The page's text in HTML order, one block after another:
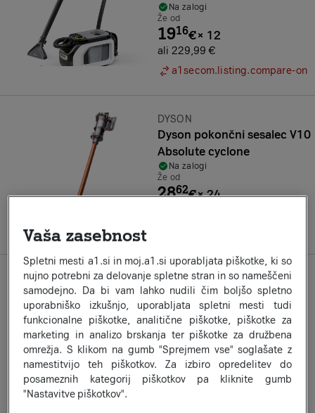
Na zalogi
Že od
1916€× 12
ali 229,99 €
a1secom.listing.compare-on
Znamka:
DYSON
Dyson pokončni sesalec V10
Absolute cyclone
Na zalogi
Že od
2862€×24
Znamka:
BOSCH
Ročni sesalnik Bosch
BBS712A
Na zalogi
Že od
3549€×12
ali 425,99 €
a1secom.listing.compare-on
Vaša zasebnost
Spletni mesti a1.si in moj.a1.si uporabljata piškotke, ki so
nujno potrebni za delovanje spletne stran in so nameščeni
samodejno. Da bi vam lahko nudili čim boljšo spletno
uporabniško izkušnjo, uporabljata spletni mesti tudi
funkcionalne piškotke, analitične piškotke, piškotke za
marketing in analizo brskanja ter piškotke za družbena
omrežja. S klikom na gumb "Sprejmem vse" soglašate z
namestitvijo teh piškotkov. Za izbiro opredelitev do
posameznih kategorij piškotkov pa kliknite gumb
"Nastavitve piškotkov".